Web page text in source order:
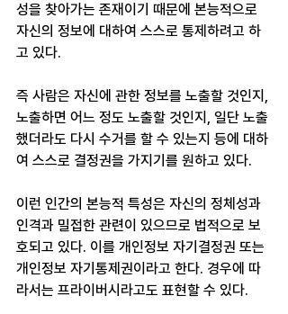
성을 찾아가는 존재이기 때문에 본능적으로
자신의 정보에 대하여 스스로 통제하려고 하
고 있다.
즉 사람은 자신에 관한 정보를 노출할 것인지,
노출하면 어느 정도 노출할 것인지, 일단 노출
했더라도 다시 수거를 할 수 있는지 등에 대하
여 스스로 결정권을 가지기를 원하고 있다.
이런 인간의 본능적 특성은 자신의 정체성과
인격과 밀접한 관련이 있으므로 법적으로 보
호되고 있다. 이를 개인정보 자기결정권 또는
개인정보 자기통제권이라고 한다. 경우에 따
라서는 프라이버시라고도 표현할 수 있다.